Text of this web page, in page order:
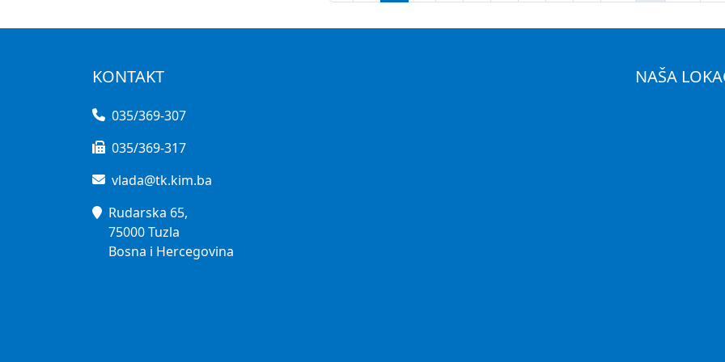
KONTAKT
035/369-307
035/369-317
vlada@tk.kim.ba
Rudarska 65,
75000 Tuzla
Bosna i Hercegovina
NAŠA